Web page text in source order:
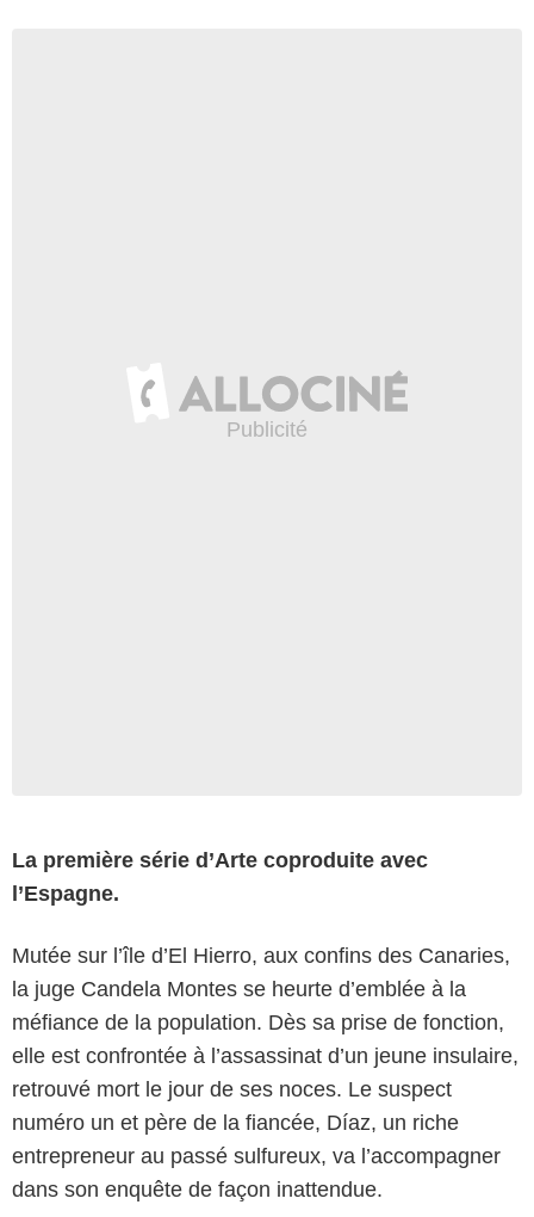
La première série d’Arte coproduite avec
l’Espagne.
Mutée sur l’île d’El Hierro, aux confins des Canaries,
la juge Candela Montes se heurte d’emblée à la
méfiance de la population. Dès sa prise de fonction,
elle est confrontée à l’assassinat d’un jeune insulaire,
retrouvé mort le jour de ses noces. Le suspect
numéro un et père de la fiancée, Díaz, un riche
entrepreneur au passé sulfureux, va l’accompagner
dans son enquête de façon inattendue.